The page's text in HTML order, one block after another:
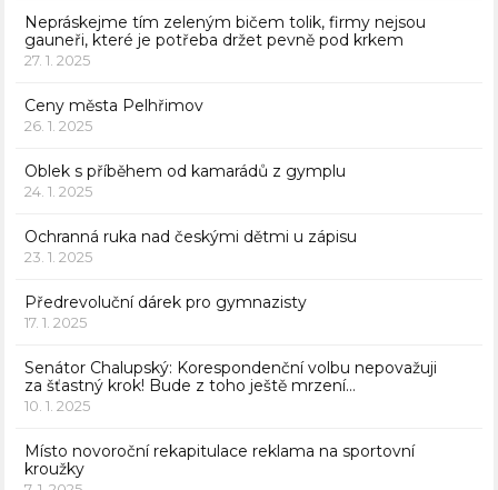
Nepráskejme tím zeleným bičem tolik, firmy nejsou
gauneři, které je potřeba držet pevně pod krkem
27. 1. 2025
Ceny města Pelhřimov
26. 1. 2025
Oblek s příběhem od kamarádů z gymplu
24. 1. 2025
Ochranná ruka nad českými dětmi u zápisu
23. 1. 2025
Předrevoluční dárek pro gymnazisty
17. 1. 2025
Senátor Chalupský: Korespondenční volbu nepovažuji
za šťastný krok! Bude z toho ještě mrzení…
10. 1. 2025
Místo novoroční rekapitulace reklama na sportovní
kroužky